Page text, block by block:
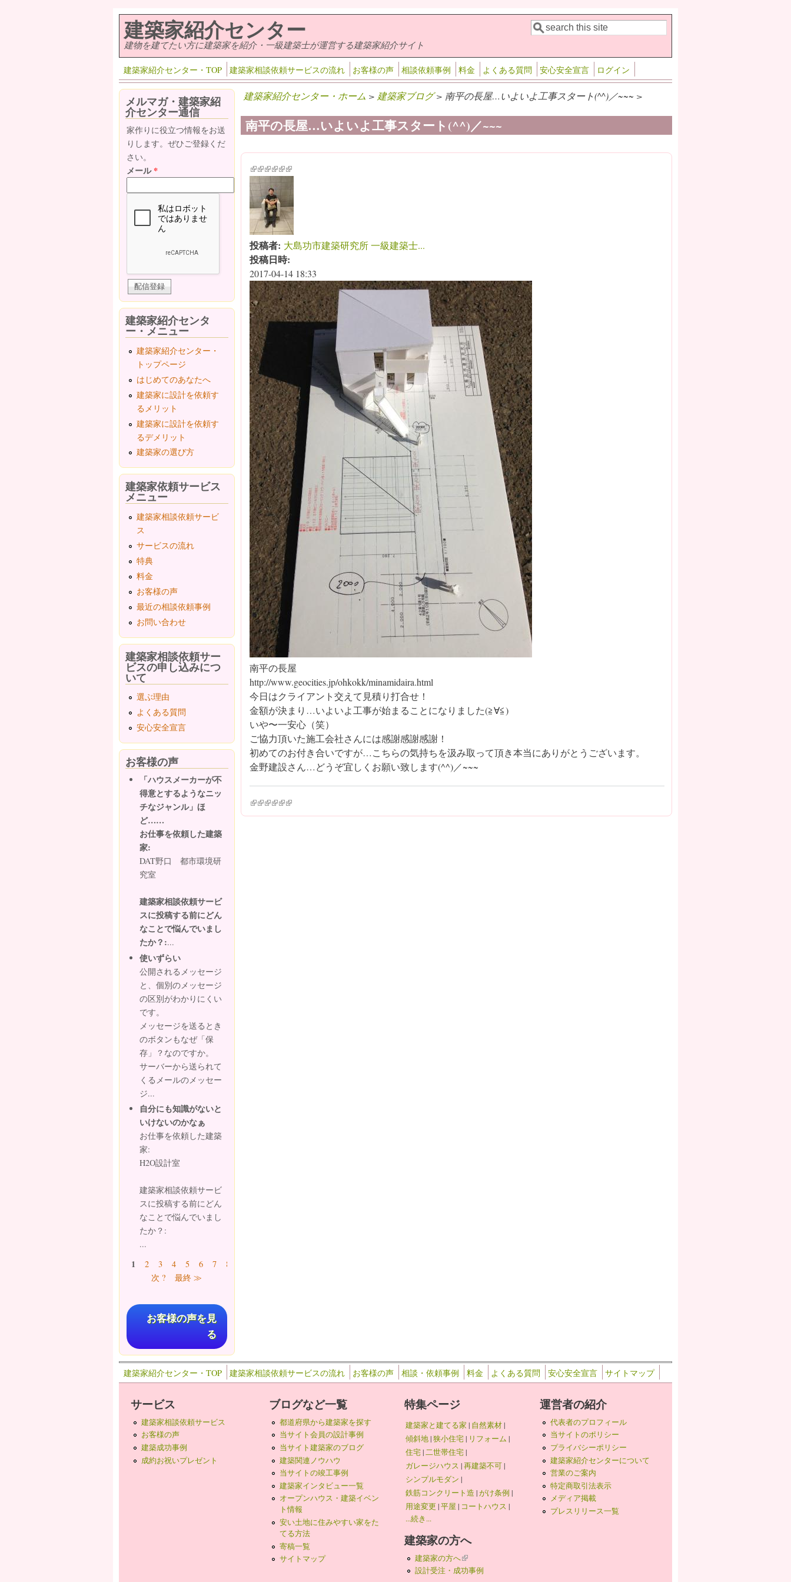
建築家紹介センター
建物を建てたい方に建築家を紹介・一級建築士が運営する建築家紹介サイト 検索フォーム
検索
建築家紹介センター・TOP 建築家相談依頼サービスの流れ お客様の声 相談依頼事例 料金 よくある質問 安心安全宣言 ログイン
建築家紹介センター・ホーム > 建築家ブログ> 南平の長屋…いよいよ工事スタート(^^)／~~~ >
南平の長屋…いよいよ工事スタート(^^)／~~~
(link is external)
(link is external)
(link is external)
(link is external)
(link is external)
(link is external)
投稿者: 大島功市建築研究所 一級建築士...
投稿日時:
2017-04-14 18:33
南平の長屋
http://www.geocities.jp/ohkokk/minamidaira.html
今日はクライアント交えて見積り打合せ！
金額が決まり…いよいよ工事が始まることになりました(≧∀≦)
いや〜一安心（笑）
ご協力頂いた施工会社さんには感謝感謝感謝！
初めてのお付き合いですが…こちらの気持ちを汲み取って頂き本当にありがとうございます。
金野建設さん…どうぞ宜しくお願い致します(^^)／~~~
(link is external)
(link is external)
(link is external)
(link is external)
(link is external)
(link is external)
メルマガ・建築家紹
介センター通信
家作りに役立つ情報をお送
りします。ぜひご登録くだ
さい。
メール*
建築家紹介センタ
ー・メニュー
建築家紹介センター・
トップページ
はじめてのあなたへ
建築家に設計を依頼す
るメリット
建築家に設計を依頼す
るデメリット
建築家の選び方
建築家依頼サービス
メニュー
建築家相談依頼サービ
ス
サービスの流れ
特典
料金
お客様の声
最近の相談依頼事例
お問い合わせ
建築家相談依頼サー
ビスの申し込みにつ
いて
選ぶ理由
よくある質問
安心安全宣言
お客様の声
「ハウスメーカーが不
得意とするようなニッ
チなジャンル」ほ
ど……
お仕事を依頼した建築
家:
DAT野口 都市環境研
究室
建築家相談依頼サービ
スに投稿する前にどん
なことで悩んでいまし
たか？:...
使いずらい
公開されるメッセージ
と、個別のメッセージ
の区別がわかりにくい
です。
メッセージを送るとき
のボタンもなぜ「保
存」？なのですか。
サーバーから送られて
くるメールのメッセー
ジ...
自分にも知識がないと
いけないのかなぁ
お仕事を依頼した建築
家:
H2O設計室
建築家相談依頼サービ
スに投稿する前にどん
なことで悩んでいまし
たか？:
...
ページ
1 2 3 4 5 6 7 8
次 ?
最終 ≫
お客様の声を見
る
建築家紹介センター・TOP 建築家相談依頼サービスの流れ お客様の声 相談・依頼事例 料金 よくある質問 安心安全宣言 サイトマップ
サービス
建築家相談依頼サービス
お客様の声
建築成功事例
成約お祝いプレゼント
ブログなど一覧
都道府県から建築家を探す
当サイト会員の設計事例
当サイト建築家のブログ
建築関連ノウハウ
当サイトの竣工事例
建築家インタビュー一覧
オープンハウス・建築イベン
ト情報
安い土地に住みやすい家をた
てる方法
寄稿一覧
サイトマップ
特集ページ
建築家と建てる家 | 自然素材|
傾斜地|狭小住宅| リフォーム |
住宅|二世帯住宅|
ガレージハウス |再建築不可|
シンプルモダン |
鉄筋コンクリート造 |がけ条例 |
用途変更 |平屋 | コートハウス |
...続き...
建築家の方へ
建築家の方へ(link is external)
設計受注・成功事例
運営者の紹介
代表者のプロフィール
当サイトのポリシー
プライバシーポリシー
建築家紹介センターについて
営業のご案内
特定商取引法表示
メディア掲載
プレスリリース一覧